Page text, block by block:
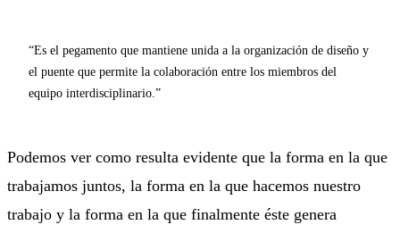
“Es el pegamento que mantiene unida a la organización de diseño y
el puente que permite la colaboración entre los miembros del
equipo interdisciplinario.”
Podemos ver como resulta evidente que la forma en la que
trabajamos juntos, la forma en la que hacemos nuestro
trabajo y la forma en la que finalmente éste genera